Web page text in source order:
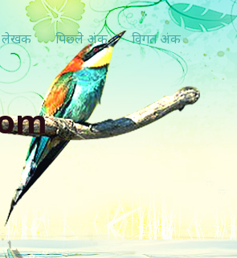
लेखक पिछ्ले अंक विगत अंक